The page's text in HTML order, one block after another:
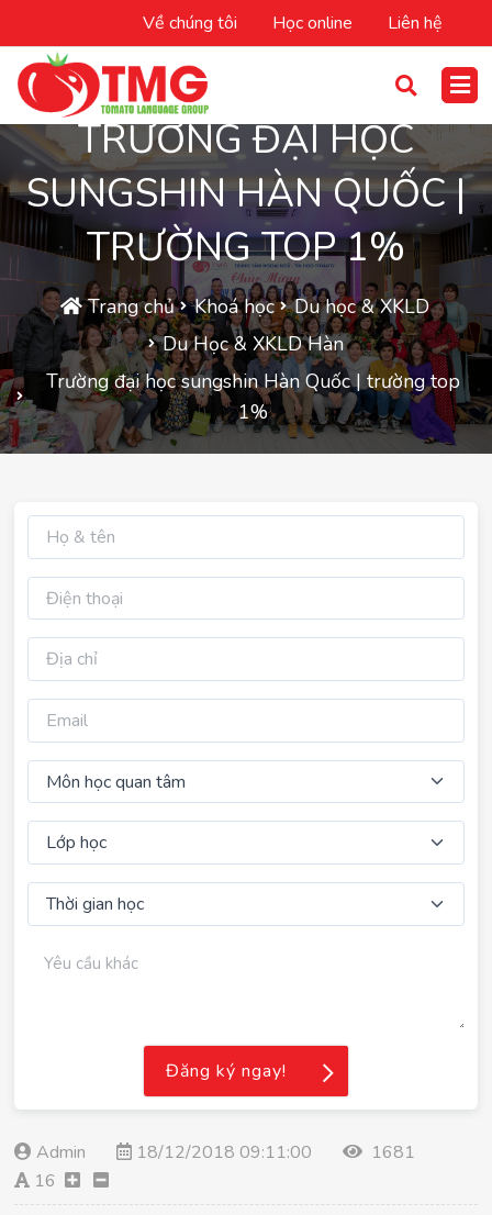
Về chúng tôi Học online Liên hệ
TRƯỜNG ĐẠI HỌC
SUNGSHIN HÀN QUỐC |
TRƯỜNG TOP 1%
Trang chủ Khoá học
Du học & XKLD
Du Học & XKLD Hàn
Trường đại học sungshin Hàn Quốc | trường top
1%
Admin 18/12/2018 09:11:00
1681
16
Đăng ký ngay!